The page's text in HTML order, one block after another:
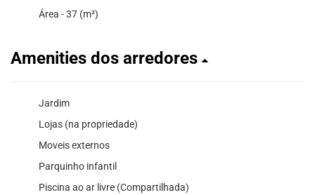
Área - 37 (m²)
Amenities dos arredores
Jardim
Lojas (na propriedade)
Moveis externos
Parquinho infantil
Piscina ao ar livre (Compartilhada)